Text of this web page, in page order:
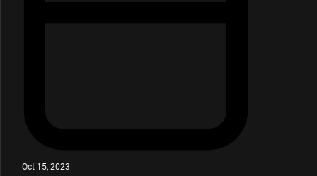
Oct 15, 2023